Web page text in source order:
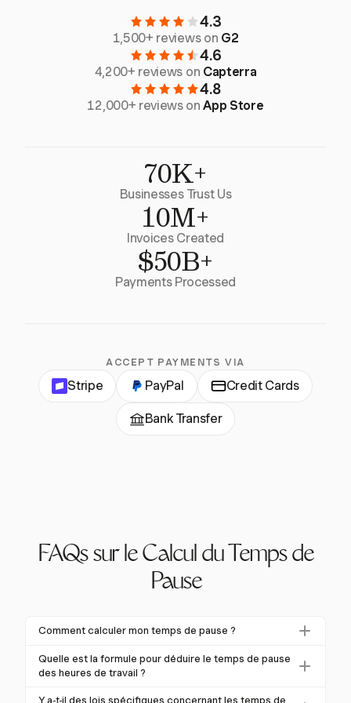
4.3
1,500+ reviews on G2
4.6
4,200+ reviews on Capterra
4.8
12,000+ reviews onApp Store
70K+
Businesses Trust Us
10M+
Invoices Created
$50B+
Payments Processed
ACCEPT PAYMENTS VIA
Stripe PayPal Credit Cards
Bank Transfer
FAQs sur le Calcul du Temps de
Pause
Comment calculer mon temps de pause ?
Pour calculer votre temps de pause, soustrayez le
total des minutes de pause de vos heures de travail
Quelle est la formule pour déduire le temps de pause
des heures de travail ?
La formule pour déduire le temps de pause des
Y a-t-il des lois spécifiques concernant les temps de